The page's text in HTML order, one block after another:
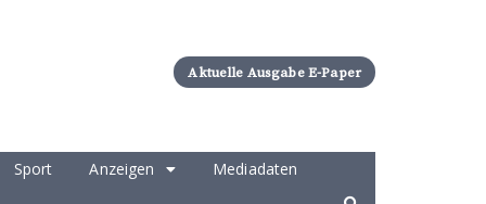
Aktuelle Ausgabe E-Paper
Sport Anzeigen
Mediadaten